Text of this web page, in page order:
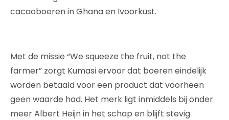
cacaoboeren in Ghana en Ivoorkust.
Met de missie “We squeeze the fruit, not the
farmer” zorgt Kumasi ervoor dat boeren eindelijk
worden betaald voor een product dat voorheen
geen waarde had. Het merk ligt inmiddels bij onder
meer Albert Heijn in het schap en blijft stevig